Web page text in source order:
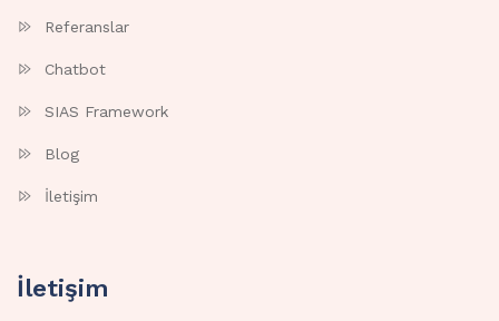
Referanslar
Chatbot
SIAS Framework
Blog
İletişim
İletişim